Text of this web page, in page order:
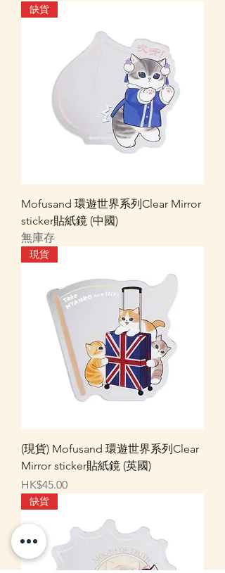
缺貨
Mofusand 環遊世界系列Clear Mirror
sticker貼紙鏡 (中國)
無庫存
現貨
(現貨) Mofusand 環遊世界系列Clear
Mirror sticker貼紙鏡 (英國)
價格
HK$45.00
缺貨